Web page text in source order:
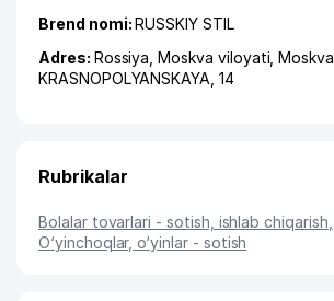
Brend nomi:RUSSKIY STIL
Adres: Rossiya,Moskva viloyati ,Moskva
KRASNOPOLYANSKAYA , 14
Rubrikalar
Bolalar tovarlari - sotish, ishlab chiqarish
O‘yinchoqlar, o‘yinlar - sotish